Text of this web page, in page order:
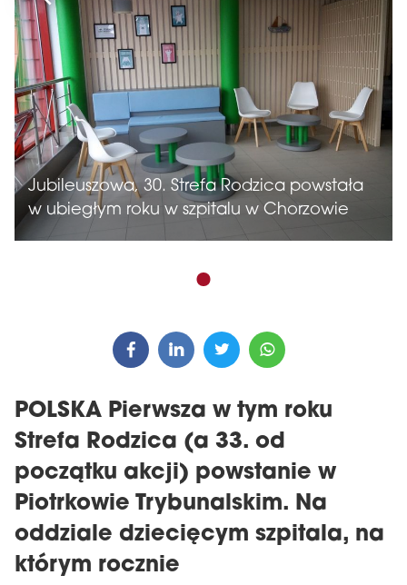
Jubileuszowa, 30. Strefa Rodzica powstała
w ubiegłym roku w szpitalu w Chorzowie
POLSKA Pierwsza w tym roku
Strefa Rodzica (a 33. od
początku akcji) powstanie w
Piotrkowie Trybunalskim. Na
oddziale dziecięcym szpitala, na
którym rocznie